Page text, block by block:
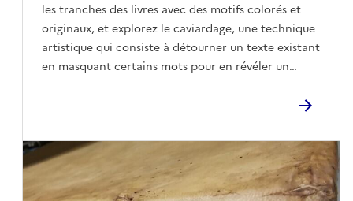
les tranches des livres avec des motifs colorés et
originaux, et explorez le caviardage, une technique
artistique qui consiste à détourner un texte existant
en masquant certains mots pour en révéler un
pour le transformer au cours de l’atelier.Entre
couleurs, motifs et jeux de mots, laissez libre cours
à votre imagination et repartez avec une création